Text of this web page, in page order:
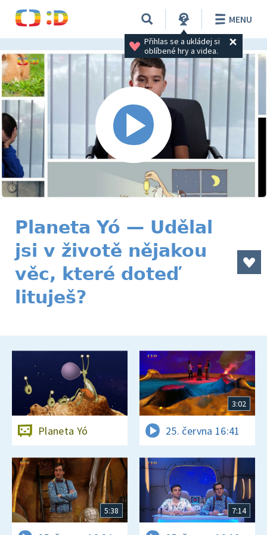
Přihlas se a ukládej si
oblíbené hry a videa.
MENU
Planeta Yó — Udělal
jsi v životě nějakou
věc, které doteď
lituješ?
Planeta Yó
3:02
25. června 16:41
5:38 7:14